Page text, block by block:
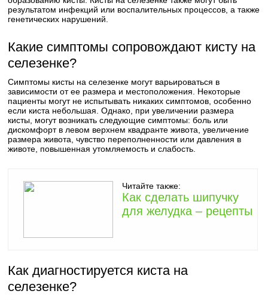
результатом инфекций или воспалительных процессов, а также
генетических нарушений.
Какие симптомы сопровождают кисту на
селезенке?
Симптомы кисты на селезенке могут варьироваться в
зависимости от ее размера и местоположения. Некоторые
пациенты могут не испытывать никаких симптомов, особенно
если киста небольшая. Однако, при увеличении размера
кисты, могут возникать следующие симптомы: боль или
дискомфорт в левом верхнем квадранте живота, увеличение
размера живота, чувство переполненности или давления в
животе, повышенная утомляемость и слабость.
Читайте также:
Как сделать шипучку
для желудка – рецепты
Как диагностируется киста на
селезенке?